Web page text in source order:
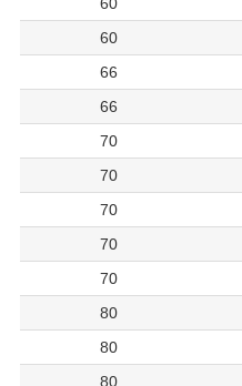
60
66
66
70
70
70
70
70
80
80
80